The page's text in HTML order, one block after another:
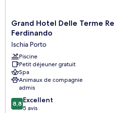
Grand
Hotel
Terme
Re
Ferdinando
Ischia
Porto
Grand Hotel Delle Terme Re
Ferdinando
Ischia Porto
Piscine
Petit déjeuner gratuit
Spa
Animaux de compagnie
admis
8.8
sur
8,8 Excellent
5 avis